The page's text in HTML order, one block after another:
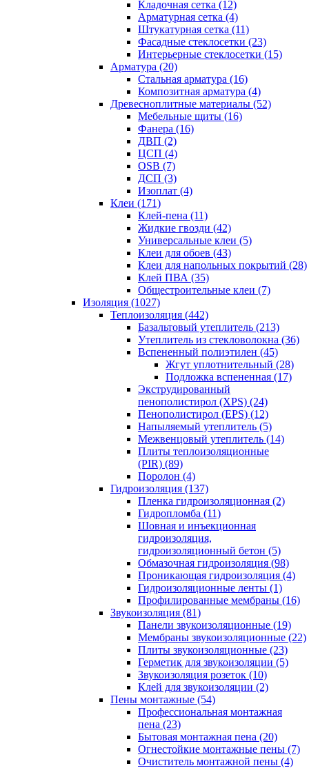
Кладочная сетка (12)
Арматурная сетка (4)
Штукатурная сетка (11)
Фасадные стеклосетки (23)
Интерьерные стеклосетки (15)
Арматура (20)
Стальная арматура (16)
Композитная арматура (4)
Древесноплитные материалы (52)
Мебельные щиты (16)
Фанера (16)
ДВП (2)
ЦСП (4)
OSB (7)
ДСП (3)
Изоплат (4)
Клеи (171)
Клей-пена (11)
Жидкие гвозди (42)
Универсальные клеи (5)
Клеи для обоев (43)
Клеи для напольных покрытий (28)
Клей ПВА (35)
Общестроительные клеи (7)
Изоляция (1027)
Теплоизоляция (442)
Базальтовый утеплитель (213)
Утеплитель из стекловолокна (36)
Вспененный полиэтилен (45)
Жгут уплотнительный (28)
Подложка вспененная (17)
Экструдированный
пенополистирол (XPS) (24)
Пенополистирол (EPS) (12)
Напыляемый утеплитель (5)
Межвенцовый утеплитель (14)
Плиты теплоизоляционные
(PIR) (89)
Поролон (4)
Гидроизоляция (137)
Пленка гидроизоляционная (2)
Гидропломба (11)
Шовная и инъекционная
гидроизоляция,
гидроизоляционный бетон (5)
Обмазочная гидроизоляция (98)
Проникающая гидроизоляция (4)
Гидроизоляционные ленты (1)
Профилированные мембраны (16)
Звукоизоляция (81)
Панели звукоизоляционные (19)
Мембраны звукоизоляционные (22)
Плиты звукоизоляционные (23)
Герметик для звукоизоляции (5)
Звукоизоляция розеток (10)
Клей для звукоизоляции (2)
Пены монтажные (54)
Профессиональная монтажная
пена (23)
Бытовая монтажная пена (20)
Огнестойкие монтажные пены (7)
Очиститель монтажной пены (4)